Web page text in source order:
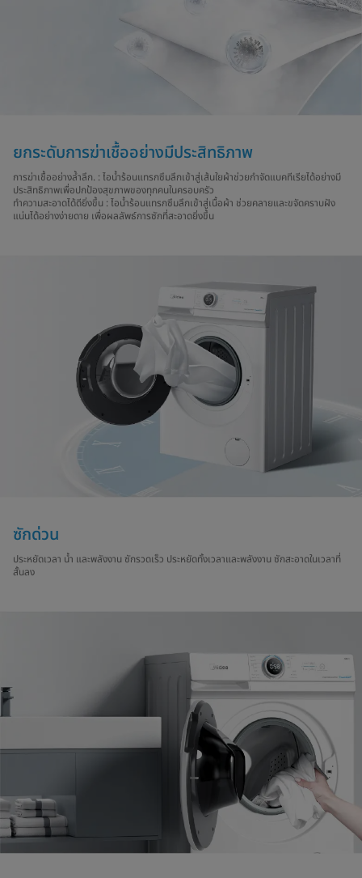
ยกระดับการฆ่าเชื้ออย่างมีประสิทธิภาพ
การฆ่าเชื้ออย่างล้ำลึก. : ไอน้ำร้อนแทรกซึมลึกเข้าสู่เส้นใยผ้าช่วยกำจัดแบคทีเรียได้อย่างมี
ประสิทธิภาพเพื่อปกป้องสุขภาพของทุกคนในครอบครัว
ทำความสะอาดได้ดียิ่งขึ้น : ไอน้ำร้อนแทรกซึมลึกเข้าสู่เนื้อผ้า ช่วยคลายและขจัดคราบฝัง
แน่นได้อย่างง่ายดาย เพื่อผลลัพธ์การซักที่สะอาดยิ่งขึ้น
ซักด่วน
ประหยัดเวลา น้ำ และพลังงาน ซักรวดเร็ว ประหยัดทั้งเวลาและพลังงาน ซักสะอาดในเวลาที่
สั้นลง